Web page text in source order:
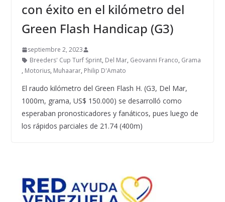
con éxito en el kilómetro del
Green Flash Handicap (G3)
septiembre 2, 2023
Breeders' Cup Turf Sprint, Del Mar, Geovanni Franco, Grama
, Motorius, Muhaarar, Philip D'Amato
El raudo kilómetro del Green Flash H. (G3, Del Mar,
1000m, grama, US$ 150.000) se desarrolló como
esperaban pronosticadores y fanáticos, pues luego de
los rápidos parciales de 21.74 (400m)